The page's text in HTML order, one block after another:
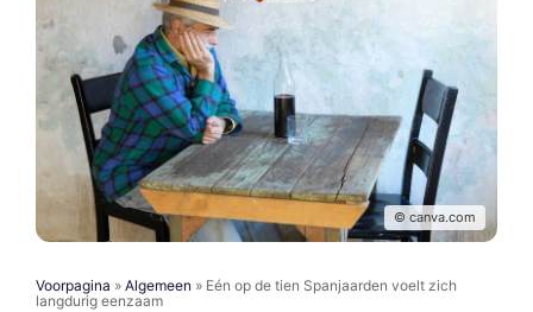
© canva.com
Voorpagina » Algemeen » Eén op de tien Spanjaarden voelt zich
langdurig eenzaam